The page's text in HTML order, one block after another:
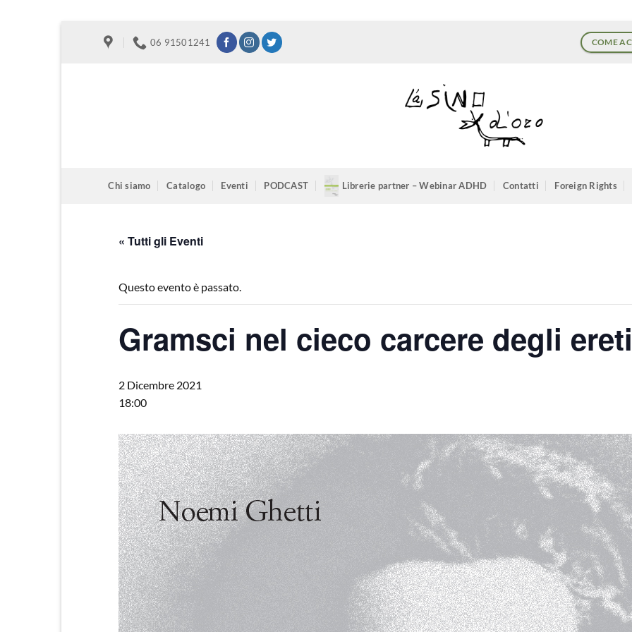
06 91501241 COME
Chi siamo Catalogo Eventi PODCAST Librerie partner – Webinar ADHD Contatti Foreign Rights
« Tutti gli Eventi
Questo evento è passato.
Gramsci nel cieco carcere degli
2 Dicembre 2021
18:00